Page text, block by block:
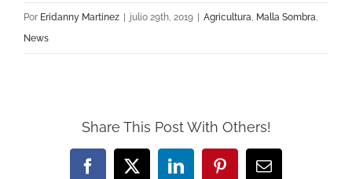
Por Eridanny Martinez | julio 29th, 2019 | Agricultura Malla Sombra
News
Share This Post With Others!
Facebook
X LinkedInPinterestCorreo